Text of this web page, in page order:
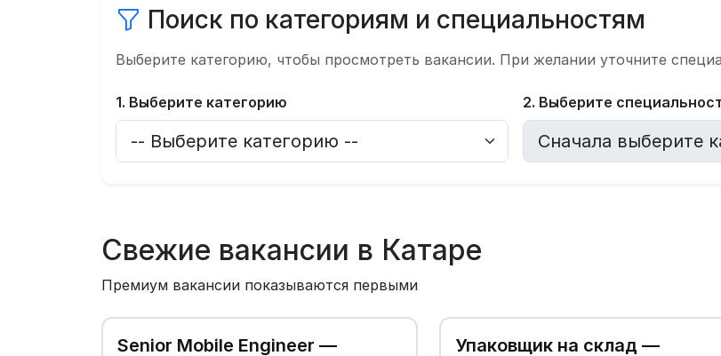
Поиск по категориям и специальностям
Выберите категорию, чтобы просмотреть вакансии. При желании уточните
1. Выберите категорию 2. Выберите
Свежие вакансии в Катаре
Премиум вакансии показываются первыми
Senior Mobile Engineer —
Упаковщик на склад —